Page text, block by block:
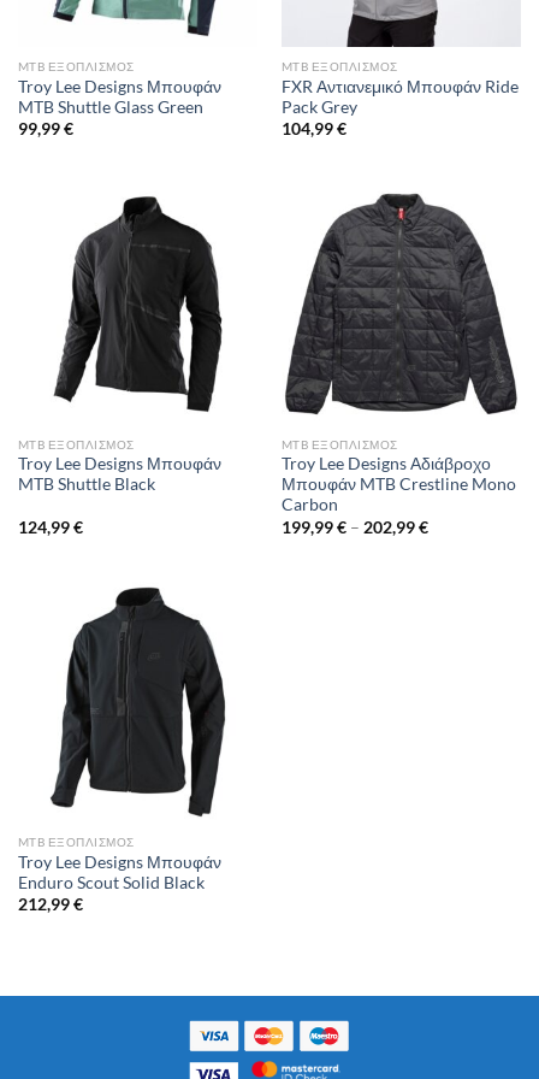
MTB ΕΞΟΠΛΙΣΜΌΣ
Troy Lee Designs Μπουφάν
MTB Shuttle Glass Green
99,99€
MTB ΕΞΟΠΛΙΣΜΌΣ
FXR Αντιανεμικό Μπουφάν Ride
Pack Grey
104,99€
MTB ΕΞΟΠΛΙΣΜΌΣ
Troy Lee Designs Μπουφάν
MTB Shuttle Black
124,99€
MTB ΕΞΟΠΛΙΣΜΌΣ
Troy Lee Designs Αδιάβροχο
Μπουφάν MTB Crestline Mono
Carbon
199,99€ – 202,99€Price
MTB ΕΞΟΠΛΙΣΜΌΣ
Troy Lee Designs Μπουφάν
Enduro Scout Solid Black
212,99€